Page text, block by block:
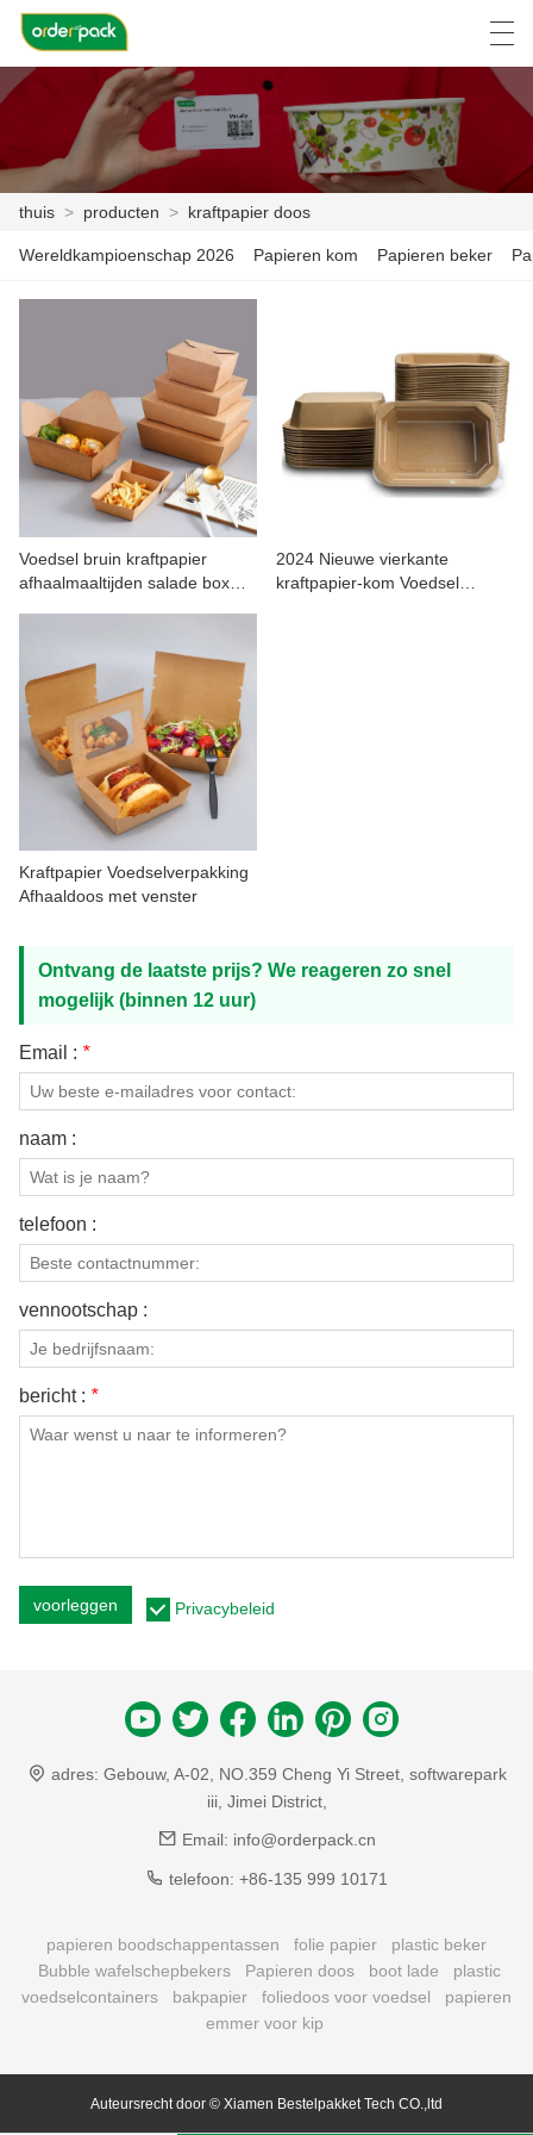
ZAAK C
FACTORY TOUR
CONTACT MET ONS
Deutsch
thuis > producten > kraftpapier doos
Wereldkampioenschap 2026 Papieren kom Papieren beker
Voedsel bruin kraftpapier
afhaalmaaltijden salade box
2024 Nieuwe vierkante
kraftpapier-kom Voedsel
Kraftpapier Voedselverpakking
Afhaaldoos met venster
Ontvang de laatste prijs? We reageren zo snel
mogelijk (binnen 12 uur)
Email : *
naam :
telefoon :
vennootschap :
bericht : *
voorleggen Privacybeleid
adres: Gebouw, A-02, NO.359 Cheng Yi Street, softwarepark
iii, Jimei District,
Email: info@orderpack.cn
telefoon: +86-135 999 10171
papieren boodschappentassen folie papier
plastic beker
Bubble wafelschepbekers
Papieren doos boot lade
plastic
voedselcontainers
bakpapier foliedoos voor voedsel
papieren
emmer voor kip
Auteursrecht door © Xiamen Bestelpakket Tech CO.,ltd